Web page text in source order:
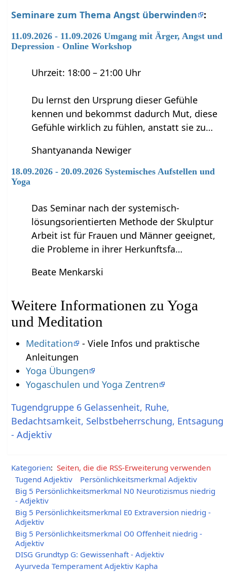
Seminare zum Thema Angst überwinden :
11.09.2026 - 11.09.2026 Umgang mit Ärger, Angst und
Depression - Online Workshop
Uhrzeit: 18:00 – 21:00 Uhr
Du lernst den Ursprung dieser Gefühle
kennen und bekommst dadurch Mut, diese
Gefühle wirklich zu fühlen, anstatt sie zu…
Shantyananda Newiger
18.09.2026 - 20.09.2026 Systemisches Aufstellen und
Yoga
Das Seminar nach der systemisch-
lösungsorientierten Methode der Skulptur
Arbeit ist für Frauen und Männer geeignet,
die Probleme in ihrer Herkunftsfa…
Beate Menkarski
Weitere Informationen zu Yoga
und Meditation
Meditation
- Viele Infos und praktische
Anleitungen
Yoga Übungen
Yogaschulen und Yoga Zentren
Tugendgruppe 6 Gelassenheit, Ruhe,
Bedachtsamkeit, Selbstbeherrschung, Entsagung
- Adjektiv
Kategorien: Seiten, die die RSS-Erweiterung verwenden
Tugend Adjektiv
Persönlichkeitsmerkmal Adjektiv
Big 5 Persönlichkeitsmerkmal N0 Neurotizismus niedrig
- Adjektiv
Big 5 Persönlichkeitsmerkmal E0 Extraversion niedrig -
Adjektiv
Big 5 Persönlichkeitsmerkmal O0 Offenheit niedrig -
Adjektiv
DISG Grundtyp G: Gewissenhaft - Adjektiv
Ayurveda Temperament Adjektiv Kapha